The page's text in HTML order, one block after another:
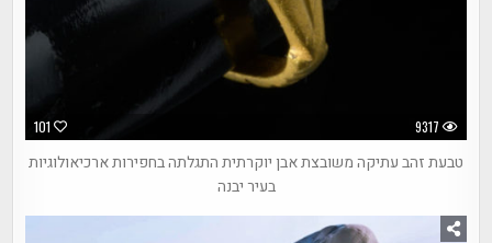
101 9317
טבעת זהב עתיקה משובצת אבן יוקרתית התגלתה בחפירות ארכיאולוגיות
בעיר יבנה